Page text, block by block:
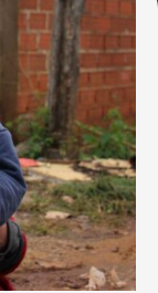
em